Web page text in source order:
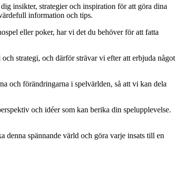
insikter, strategier och inspiration för att göra dina
information och tips.
eller poker, har vi det du behöver för att fatta
strategi, och därför strävar vi efter att erbjuda något
och förändringarna i spelvärlden, så att vi kan dela
och idéer som kan berika din spelupplevelse.
spännande värld och göra varje insats till en